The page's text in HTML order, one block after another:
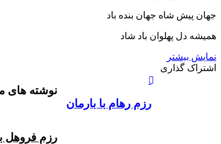
جهان پیش شاه جهان بنده باد
همیشه دل پهلوان باد شاد
نمایش بیشتر
اشتراک گذاری
بوک
آپ
گذاری
طریق
ایمیل
رزم رهام با بارمان
نوشته های
رزم فروهل